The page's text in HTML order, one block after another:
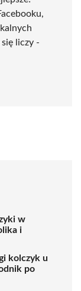
liczy -
w
i
kolczyk u
po